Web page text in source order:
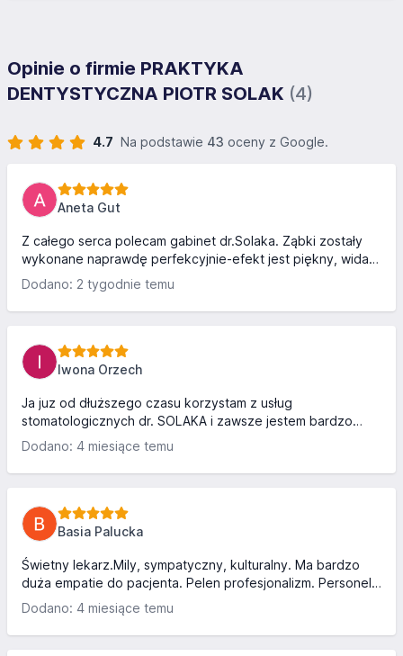
Opinie o firmie PRAKTYKA
DENTYSTYCZNA PIOTR SOLAK (4)
4.7 Na podstawie 43 oceny z Google.
Aneta Gut
Z całego serca polecam gabinet dr.Solaka. Ząbki zostały
wykonane naprawdę perfekcyjnie-efekt jest piękny, widać
ogromną dokładność, z najwyższą starannością... pełen
profesjonalizm. Podczas wizyty panowała bardzo miła i
spokojna atmosfera, dzięki czemu czułam się swobodnie i
pacjenta, wszystko spokojnie tłumaczy i dba o komfort w
trakcie zabiegu. Na szczególne uznanie zasługuje również
przemiła asystentka P.Natalka - bardzo serdeczna,
zyczliwa ,,o...
Dodano: 2 tygodnie temu
Iwona Orzech
Ja juz od dłuższego czasu korzystam z usług
stomatologicznych dr. SOLAKA i zawsze jestem bardzo
zadowolona nie mam zastrzeżeń i polecam z całego serca
❤️jutro przede mną kolejka wizyta 😉
Dodano: 4 miesiące temu
Basia Palucka
Świetny lekarz.Mily, sympatyczny, kulturalny. Ma bardzo
duża empatie do pacjenta. Pelen profesjonalizm. Personel
również bardzo miły. Wizyty w moim przypadku były bardzo
szybko ustalane i w krótkim czasie. Leczenie kanałowe bez
bolu .Bardzo krótki czas oczekiwania na pracę ze strony
Dodano: 4 miesiące temu